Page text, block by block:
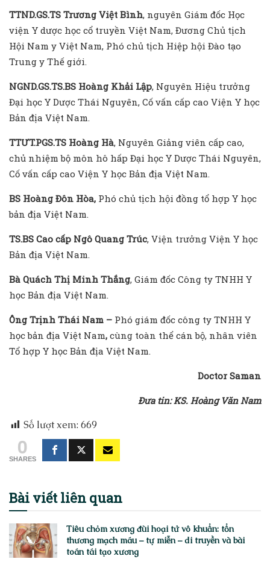
TTND.GS.TS Trương Việt Bình, nguyên Giám đốc Học
viện Y dược học cổ truyền Việt Nam, Đương Chủ tịch
Hội Nam y Việt Nam, Phó chủ tịch Hiệp hội Đào tạo
Trung y Thế giới.
NGND.GS.TS.BS Hoàng Khải Lập, Nguyên Hiệu trưởng
Đại học Y Dược Thái Nguyên, Cố vấn cấp cao Viện Y học
Bản địa Việt Nam.
TTƯT.PGS.TS Hoàng Hà, Nguyên Giảng viên cấp cao,
chủ nhiệm bộ môn hô hấp Đại học Y Dược Thái Nguyên,
Cố vấn cấp cao Viện Y học Bản địa Việt Nam.
BS Hoàng Đôn Hòa, Phó chủ tịch hội đồng tổ hợp Y học
bản địa Việt Nam.
TS.BS Cao cấp Ngô Quang Trúc, Viện trưởng Viện Y học
Bản địa Việt Nam.
Bà Quách Thị Minh Thắng, Giám đốc Công ty TNHH Y
học Bản địa Việt Nam.
Ông Trịnh Thái Nam – Phó giám đốc công ty TNHH Y
học bản địa Việt Nam, cùng toàn thể cán bộ, nhân viên
Tổ hợp Y học Bản địa Việt Nam.
Doctor Saman
Đưa tin: KS. Hoàng Văn Nam
Số lượt xem: 669
0
SHARES
Bài viếtliên quan
Tiêu chỏm xương đùi hoại tử vô khuẩn: tổn
thương mạch máu – tự miễn – di truyền và bài
toán tái tạo xương